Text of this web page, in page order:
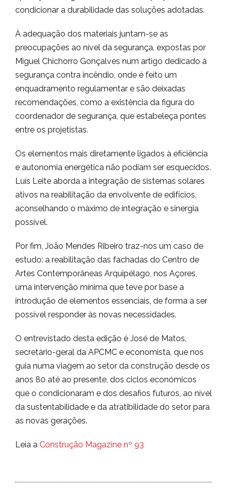
condicionar a durabilidade das soluções adotadas.
À adequação dos materiais juntam-se as
preocupações ao nível da segurança, expostas por
Miguel Chichorro Gonçalves num artigo dedicado à
segurança contra incêndio, onde é feito um
enquadramento regulamentar e são deixadas
recomendações, como a existência da figura do
coordenador de segurança, que estabeleça pontes
entre os projetistas.
Os elementos mais diretamente ligados à eficiência
e autonomia energética não podiam ser esquecidos.
Luís Leite aborda a integração de sistemas solares
ativos na reabilitação da envolvente de edifícios,
aconselhando o máximo de integração e sinergia
possível.
Por fim, João Mendes Ribeiro traz-nos um caso de
estudo: a reabilitação das fachadas do Centro de
Artes Contemporâneas Arquipélago, nos Açores,
uma intervenção mínima que teve por base a
introdução de elementos essenciais, de forma a ser
possível responder às novas necessidades.
O entrevistado desta edição é José de Matos,
secretário-geral da APCMC e economista, que nos
guia numa viagem ao setor da construção desde os
anos 80 até ao presente, dos ciclos económicos
que o condicionaram e dos desafios futuros, ao nível
da sustentabilidade e da atratibilidade do setor para
as novas gerações.
Leia a Construção Magazine nº 93